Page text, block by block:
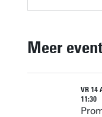
Meer
VR 14
11:30